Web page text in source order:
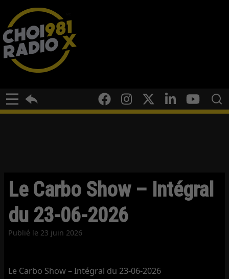
Le Carbo Show – Intégral
du 23-06-2026
Publié le 23 juin 2026
Le Carbo Show – Intégral du 23-06-2026